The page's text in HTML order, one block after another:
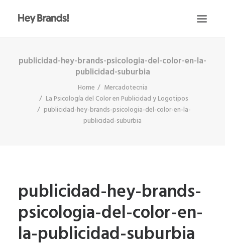
HEY
¿QUÉ HACEMOS?
PROYECTOS
publicidad-hey-brands-psicologia-del-color-en-la-
publicidad-suburbia
Home
Mercadotecnia
La Psicología del Color en Publicidad y Logotipos
publicidad-hey-brands-psicologia-del-color-en-la-
publicidad-suburbia
publicidad-hey-brands-
psicologia-del-color-en-
la-publicidad-suburbia